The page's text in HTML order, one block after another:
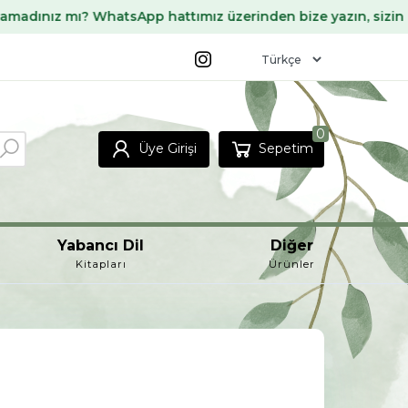
WhatsApp hattımız üzerinden bize yazın, sizin için temin
Üye Girişi Sepetim
0
Yabancı Dil
Kitapları
Diğer
Ürünler